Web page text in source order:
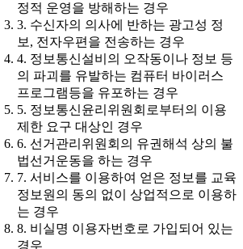
정적 운영을 방해하는 경우
3. 수신자의 의사에 반하는 광고성 정
보, 전자우편을 전송하는 경우
4. 정보통신설비의 오작동이나 정보 등
의 파괴를 유발하는 컴퓨터 바이러스
프로그램등을 유포하는 경우
5. 정보통신윤리위원회로부터의 이용
제한 요구 대상인 경우
6. 선거관리위원회의 유권해석 상의 불
법선거운동을 하는 경우
7. 서비스를 이용하여 얻은 정보를 교육
정보원의 동의 없이 상업적으로 이용하
는 경우
8. 비실명 이용자번호로 가입되어 있는
경우